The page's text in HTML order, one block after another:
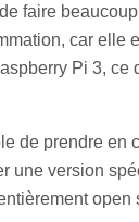
faire
car elle
Pi 3, ce
de prendre en
une version